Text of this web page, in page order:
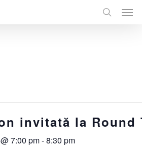
invitată la Round
7:00 pm-8:30 pm